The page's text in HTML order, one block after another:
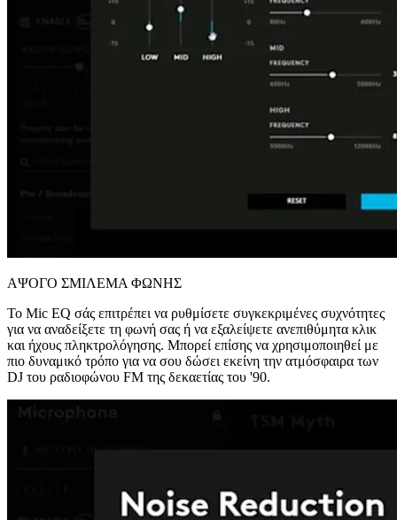
ΑΨΟΓΟ ΣΜΙΛΕΜΑ ΦΩΝΗΣ
Το Mic EQ σάς επιτρέπει να ρυθμίσετε συγκεκριμένες συχνότητες
για να αναδείξετε τη φωνή σας ή να εξαλείψετε ανεπιθύμητα κλικ
και ήχους πληκτρολόγησης. Μπορεί επίσης να χρησιμοποιηθεί με
πιο δυναμικό τρόπο για να σου δώσει εκείνη την ατμόσφαιρα των
DJ του ραδιοφώνου FM της δεκαετίας του '90.